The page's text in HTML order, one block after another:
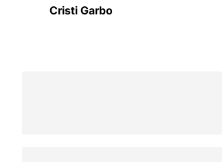
Cristi Garbo